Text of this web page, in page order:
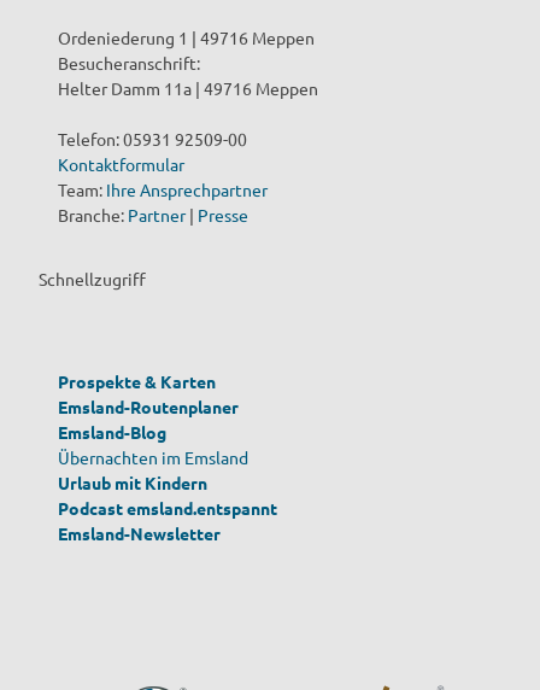
Ordeniederung 1 | 49716 Meppen
Besucheranschrift:
Helter Damm 11a | 49716 Meppen
Telefon: 05931 92509-00
Kontaktformular
Team: Ihre Ansprechpartner
Branche: Partner| Presse
Schnellzugriff
Prospekte & Karten
Emsland-Routenplaner
Emsland-Blog
Übernachten im Emsland
Urlaub mit Kindern
Podcast emsland.entspannt
Emsland-Newsletter